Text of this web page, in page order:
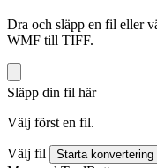
Dra och släpp en fil eller
WMF till TIFF.
Släpp din fil här
Välj först en fil.
Välj fil Starta konvertering